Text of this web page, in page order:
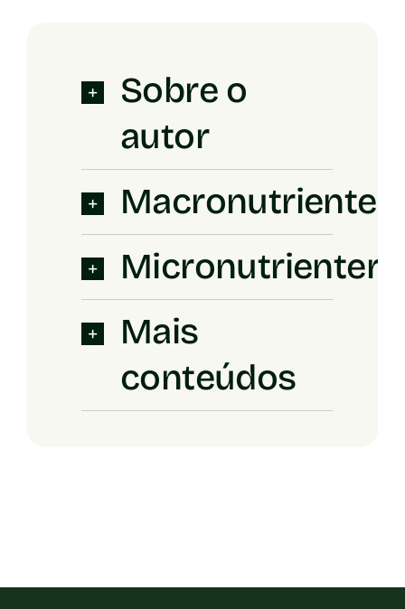
Sobre o
autor
Micronutrienters
Mais
conteúdos